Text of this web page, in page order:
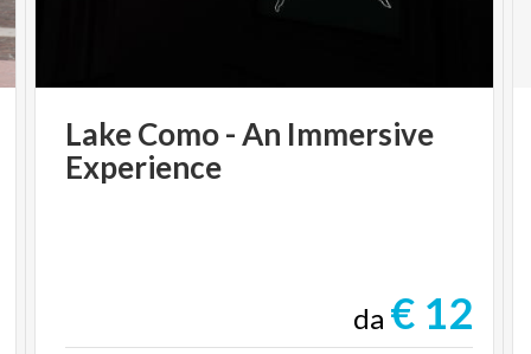
LakeComo-An Immersive
Experience
da € 12